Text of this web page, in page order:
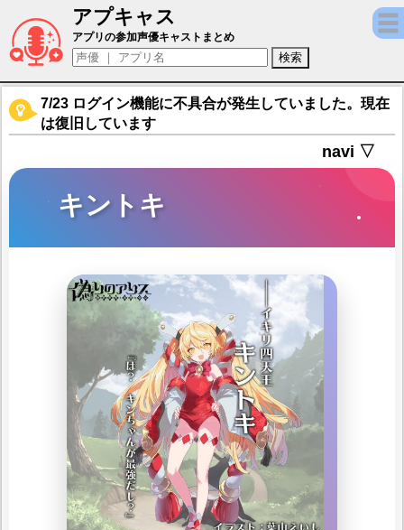
アプキャス
キントキ（声優：石川朋)【偽りのアリス】
アプリの参加声優キャストまとめ
7/23 ログイン機能に不具合が発生していました。現在
は復旧しています
navi ▽
キントキ